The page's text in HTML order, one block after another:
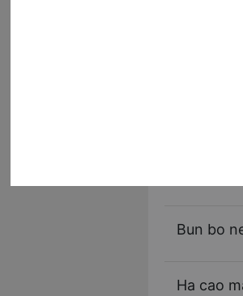
Bun bo
Ha cao